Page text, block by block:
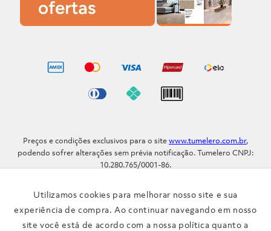
Utilizamos cookies para melhorar nosso site e sua
experiência de compra. Ao continuar navegando em nosso
site você está de acordo com a nossa política quanto a
Preços e condições exclusivos para o sitewww.tumelero.com.br,
podendo sofrer alterações sem prévia notificação. Tumelero CNPJ:
10.280.765/0001-86.
91.110-001
Telefone: (51) 3371-9290